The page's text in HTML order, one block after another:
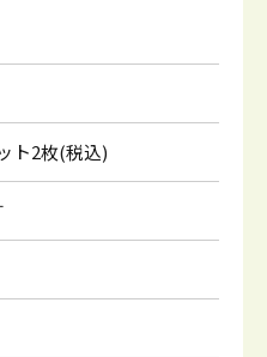
ト2枚(税込)